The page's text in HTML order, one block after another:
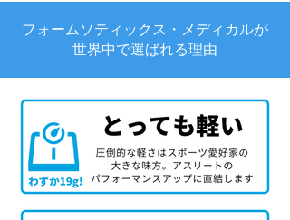
フォームソティックス・メディカルが
世界中で選ばれる理由